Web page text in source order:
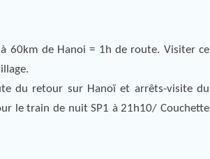
à 60km de Hanoi = 1h de route. Visiter ce
du retour sur Hanoï et arrêts-visite du
le train de nuit SP1 à 21h10/ Couchette